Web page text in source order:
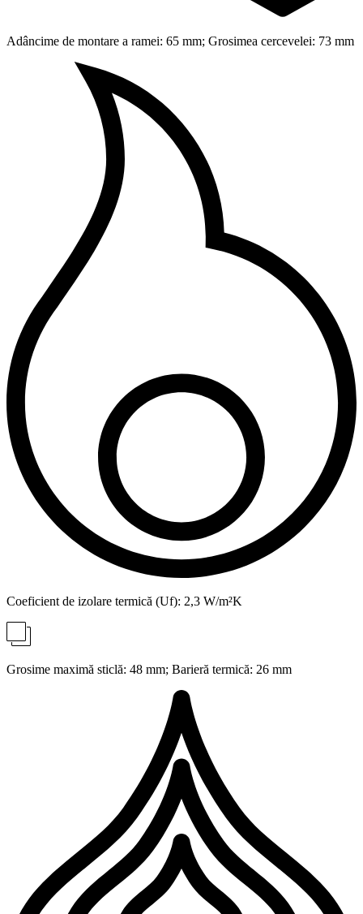
Adâncime de montare a ramei: 65 mm; Grosimea cercevelei: 73 mm
Coeficient de izolare termică (Uf): 2,3 W/m²K
Grosime maximă sticlă: 48 mm; Barieră termică: 26 mm